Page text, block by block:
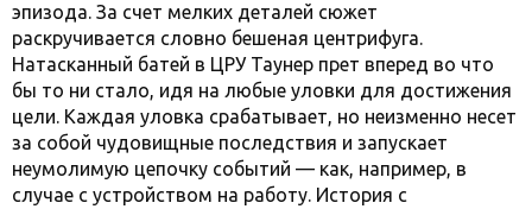
эпизода. За счет мелких деталей сюжет
раскручивается словно бешеная центрифуга.
Натасканный батей в ЦРУ Таунер прет вперед во что
бы то ни стало, идя на любые уловки для достижения
цели. Каждая уловка срабатывает, но неизменно несет
за собой чудовищные последствия и запускает
неумолимую цепочку событий — как, например, в
случае с устройством на работу. История с